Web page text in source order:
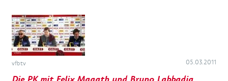
vfbtv 05.03.2011